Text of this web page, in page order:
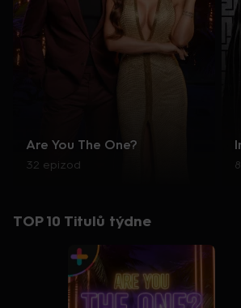
Are You The One?
32 epizod
TOP 10 Titulů týdne